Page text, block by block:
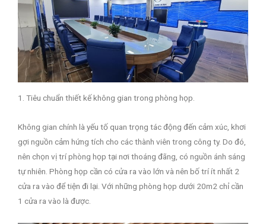
1. Tiêu chuẩn thiết kế không gian trong phòng họp.
Không gian chính là yếu tố quan trọng tác động đến cảm xúc, khơi
gợi nguồn cảm hứng tích cho các thành viên trong công ty. Do đó,
nên chọn vị trí phòng họp tại nơi thoáng đãng, có nguồn ánh sáng
tự nhiên. Phòng họp cần có cửa ra vào lớn và nên bố trí ít nhất 2
cửa ra vào để tiện đi lại. Với những phòng họp dưới 20m2 chỉ cần
1 cửa ra vào là được.